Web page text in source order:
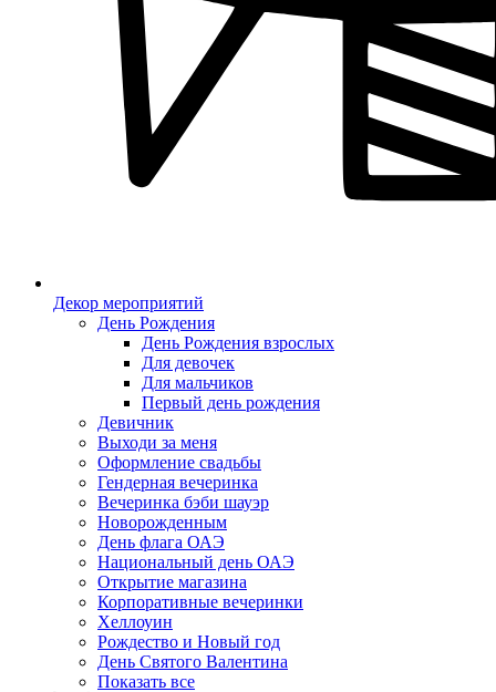
Декор мероприятий
День Рождения
День Рождения взрослых
Для девочек
Для мальчиков
Первый день рождения
Девичник
Выходи за меня
Оформление свадьбы
Гендерная вечеринка
Вечеринка бэби шауэр
Новорожденным
День флага ОАЭ
Национальный день ОАЭ
Открытие магазина
Корпоративные вечеринки
Хеллоуин
Рождество и Новый год
День Святого Валентина
Показать все